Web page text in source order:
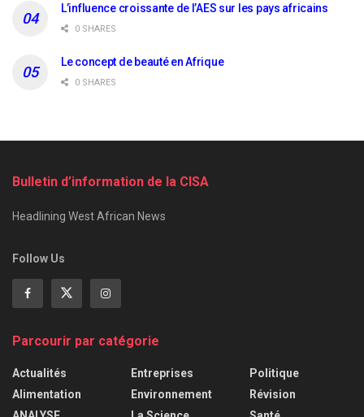
L’influence croissante de l’AES sur les pays africains
0 SHARES
Le concept de beauté en Afrique
0 SHARES
Bulletin d’information de la CISA
Headlining West African News
Follow Us
Parcourir par catégorie
Actualités
Alimentation
Entreprises
Environnement
Politique
Révision